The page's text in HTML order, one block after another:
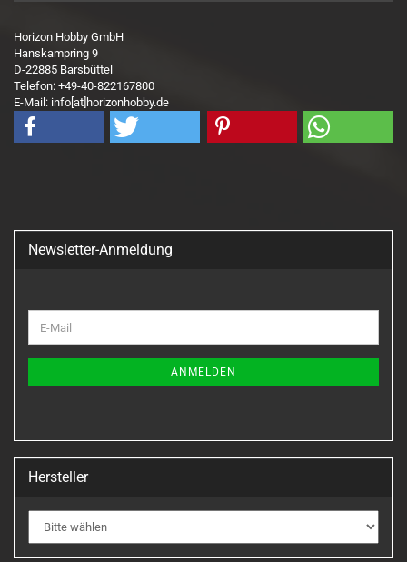
Horizon Hobby GmbH
Hanskampring 9
D-22885 Barsbüttel
Telefon: +49-40-822167800
E-Mail: info[at]horizonhobby.de
Newsletter-Anmeldung
ZUR
E-
Mail
ANMELDEN
Hersteller